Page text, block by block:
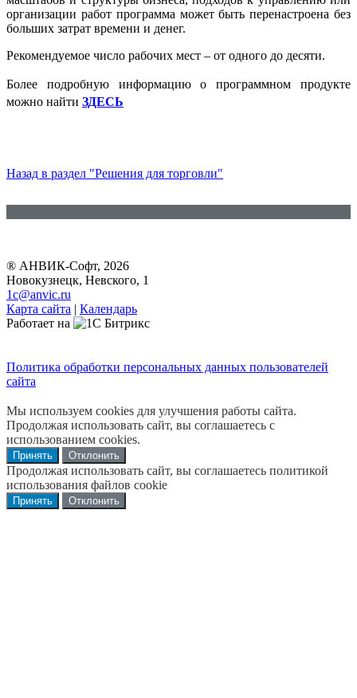
организации работ программа может быть перенастроена без
больших затрат времени и денег.
Рекомендуемое число рабочих мест – от одного до десяти.
Более подробную информацию о программном продукте
можно найти ЗДЕСЬ
Назад в раздел "Решения для торговли"
® АНВИК-Софт, 2026
Новокузнецк, Невского, 1
1c@anvic.ru
Карта сайта | Календарь
Работает на
Политика обработки персональных данных пользователей
сайта
Мы используем cookies для улучшения работы сайта.
Продолжая использовать сайт, вы соглашаетесь с
использованием cookies.
Принять Отклонить
Продолжая использовать сайт, вы соглашаетесь политикой
использования файлов cookie
Принять Отклонить